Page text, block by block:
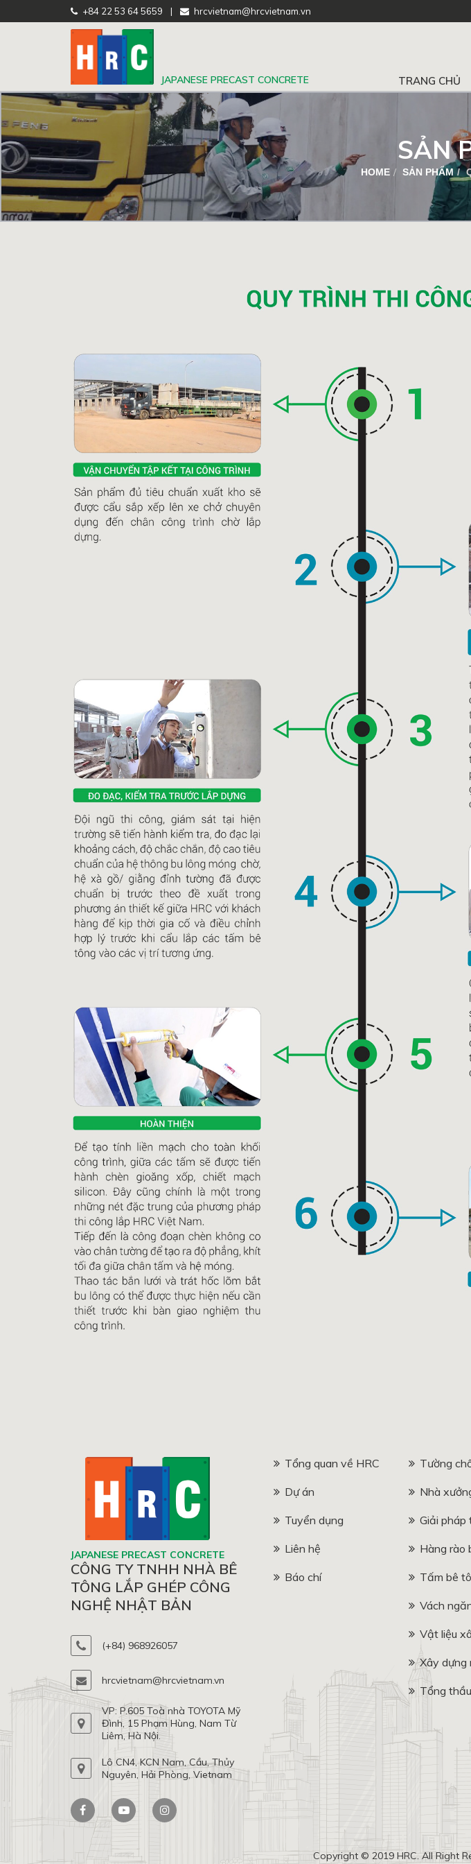
+84 22 53 64 5659 | hrcvietnam@hrcvietnam.vn
JAPANESE PRECAST CONCRETE TRANG CHỦ
SẢN
HOME SẢN PHẨM
JAPANESE PRECAST CONCRETE
CÔNG TY TNHH NHÀ BÊ
TÔNG LẮP GHÉP CÔNG
NGHỆ NHẬT BẢN
(+84) 968926057
hrcvietnam@hrcvietnam.vn
VP: P.605 Toà nhà TOYOTA Mỹ
Đình, 15 Phạm Hùng, Nam Từ
Liêm, Hà Nội.
Lô CN4, KCN Nam, Cầu, Thủy
Nguyên, Hải Phòng, Vietnam
Tổng quan về HRC
Dự án
Tuyển dụng
Liên hệ
Báo chí
Tường
Nhà
Giải
Hàng rào
Tấm bê
Vách
Vật liệu
Xây dựng
Tổng
Copyright © 2019 HRC. All Right